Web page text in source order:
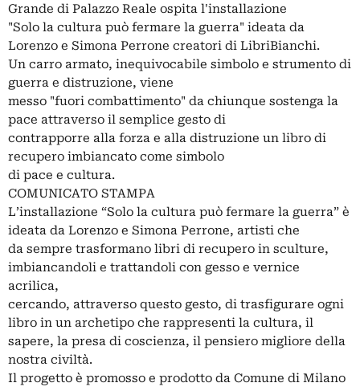
Grande di Palazzo Reale ospita l'installazione
"Solo la cultura può fermare la guerra" ideata da
Lorenzo e Simona Perrone creatori di LibriBianchi.
Un carro armato, inequivocabile simbolo e strumento di
guerra e distruzione, viene
messo "fuori combattimento" da chiunque sostenga la
pace attraverso il semplice gesto di
contrapporre alla forza e alla distruzione un libro di
recupero imbiancato come simbolo
di pace e cultura.
COMUNICATO STAMPA
L’installazione “Solo la cultura può fermare la guerra” è
ideata da Lorenzo e Simona Perrone, artisti che
da sempre trasformano libri di recupero in sculture,
imbiancandoli e trattandoli con gesso e vernice
acrilica,
cercando, attraverso questo gesto, di trasfigurare ogni
libro in un archetipo che rappresenti la cultura, il
sapere, la presa di coscienza, il pensiero migliore della
nostra civiltà.
Il progetto è promosso e prodotto da Comune di Milano